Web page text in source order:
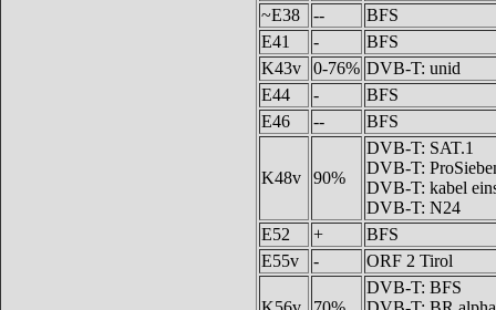
~E38
--
BFS
E41
-
BFS
K43v
0-76% DVB-T: unid
E44
-
BFS
E46
-- BFS
K48v 90%
DVB-T: SAT.1
DVB-T:
DVB-T: kabel
DVB-T: N24
E52
+
BFS
E55v
- ORF 2 Tirol
DVB-T: BFS